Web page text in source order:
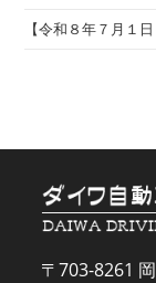
【令和８年７月１
〒703-8261